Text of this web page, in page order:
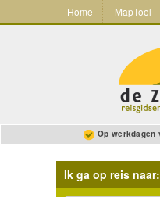
Home MapTool
Op werkdagen
Ik ga op reis naar: